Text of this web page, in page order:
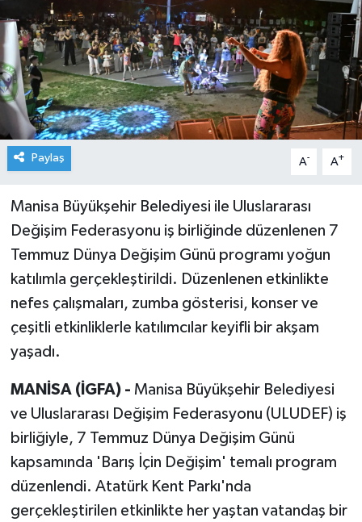
Paylaş A- A+
Manisa Büyükşehir Belediyesi ile Uluslararası
Değişim Federasyonu iş birliğinde düzenlenen 7
Temmuz Dünya Değişim Günü programı yoğun
katılımla gerçekleştirildi. Düzenlenen etkinlikte
nefes çalışmaları, zumba gösterisi, konser ve
çeşitli etkinliklerle katılımcılar keyifli bir akşam
yaşadı.
MANİSA (İGFA) - Manisa Büyükşehir Belediyesi
ve Uluslararası Değişim Federasyonu (ULUDEF) iş
birliğiyle, 7 Temmuz Dünya Değişim Günü
kapsamında 'Barış İçin Değişim' temalı program
düzenlendi. Atatürk Kent Parkı'nda
gerçekleştirilen etkinlikte her yaştan vatandaş bir